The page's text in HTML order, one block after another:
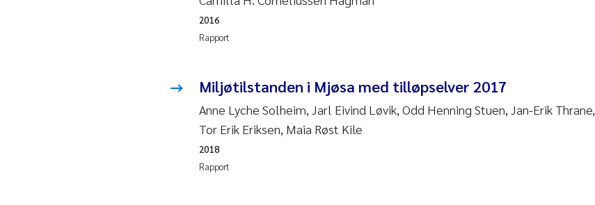
Helene Frigstad
Paula Brighytte Ocampo
Rapport
2016
Miljøtilstanden i Mjøsa med tilløpselver 2017
Anne Lyche Solheim, Jarl Eivind Løvik, Odd Henning Stuen, Jan-Erik Thrane,
Tor Erik Eriksen, Maia Røst Kile
Rapport
2018